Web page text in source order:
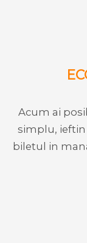
Acum ai
simplu, ieftin
biletul in